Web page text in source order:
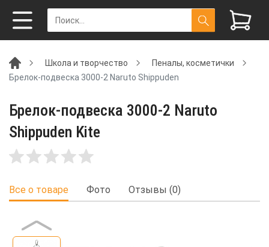
Школа и творчество
Пеналы, косметички
Брелок-подвеска 3000-2 Naruto Shippuden
Брелок-подвеска 3000-2 Naruto
Shippuden Kite
Все о товаре Фото Отзывы (0)